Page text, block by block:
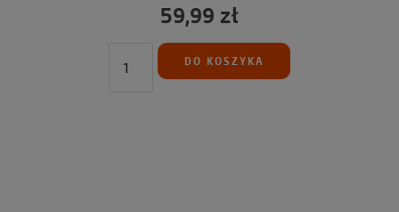
59,99 zł
DO KOSZYKA